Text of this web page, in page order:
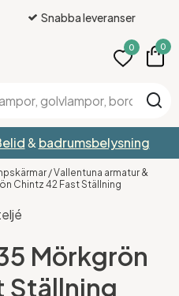
Snabba leveranser
0 0
& badrumsbelysning
/Vallentuna armatur &
Chintz 42 Fast Ställning
Mörkgrön
Ställning